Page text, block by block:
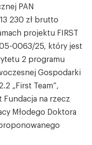
PAN
230 zł brutto
projektu FIRST
0063/25, który jest
2 programu
Gospodarki
„First Team”,
Fundacja na rzecz
Młodego Doktora